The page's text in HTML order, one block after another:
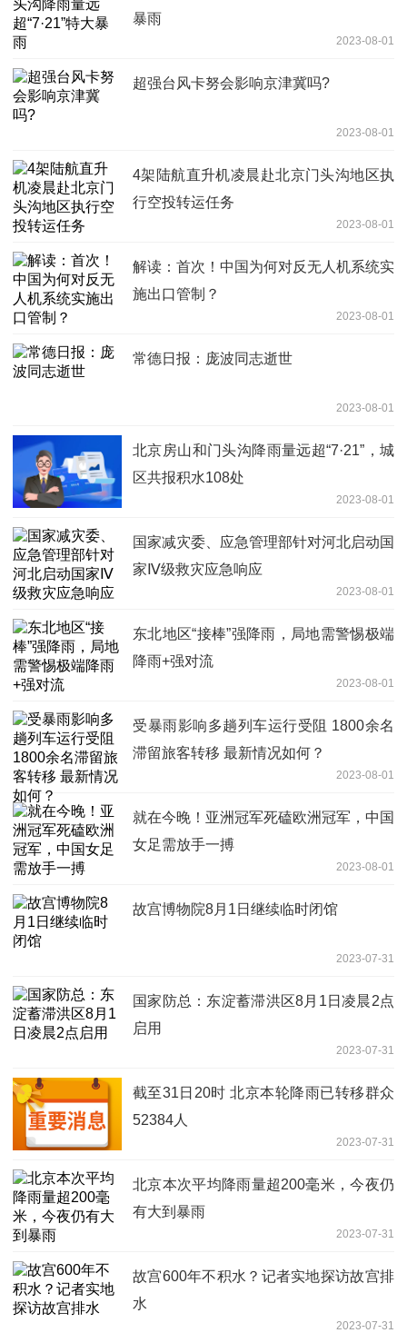
暴雨
2023-08-01
超强台风卡努会影响京津冀吗?
2023-08-01
4架陆航直升机凌晨赴北京门头沟地区执
行空投转运任务
2023-08-01
解读：首次！中国为何对反无人机系统实
施出口管制？
2023-08-01
常德日报：庞波同志逝世
2023-08-01
北京房山和门头沟降雨量远超“7·21”，城
区共报积水108处
2023-08-01
国家减灾委、应急管理部针对河北启动国
家Ⅳ级救灾应急响应
2023-08-01
东北地区“接棒”强降雨，局地需警惕极端
降雨+强对流
2023-08-01
受暴雨影响多趟列车运行受阻 1800余名
滞留旅客转移 最新情况如何？
2023-08-01
就在今晚！亚洲冠军死磕欧洲冠军，中国
女足需放手一搏
2023-08-01
故宫博物院8月1日继续临时闭馆
2023-07-31
国家防总：东淀蓄滞洪区8月1日凌晨2点
启用
2023-07-31
截至31日20时 北京本轮降雨已转移群众
52384人
2023-07-31
北京本次平均降雨量超200毫米，今夜仍
有大到暴雨
2023-07-31
故宫600年不积水？记者实地探访故宫排
水
2023-07-31